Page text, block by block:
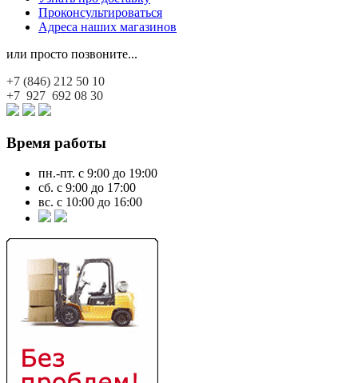
Проконсультироваться
Адреса наших магазинов
или просто позвоните...
+7 (846) 212 50 10
+7 927 692 08 30
Время работы
пн.-пт. с 9:00 до 19:00
сб. с 9:00 до 17:00
вс. с 10:00 до 16:00